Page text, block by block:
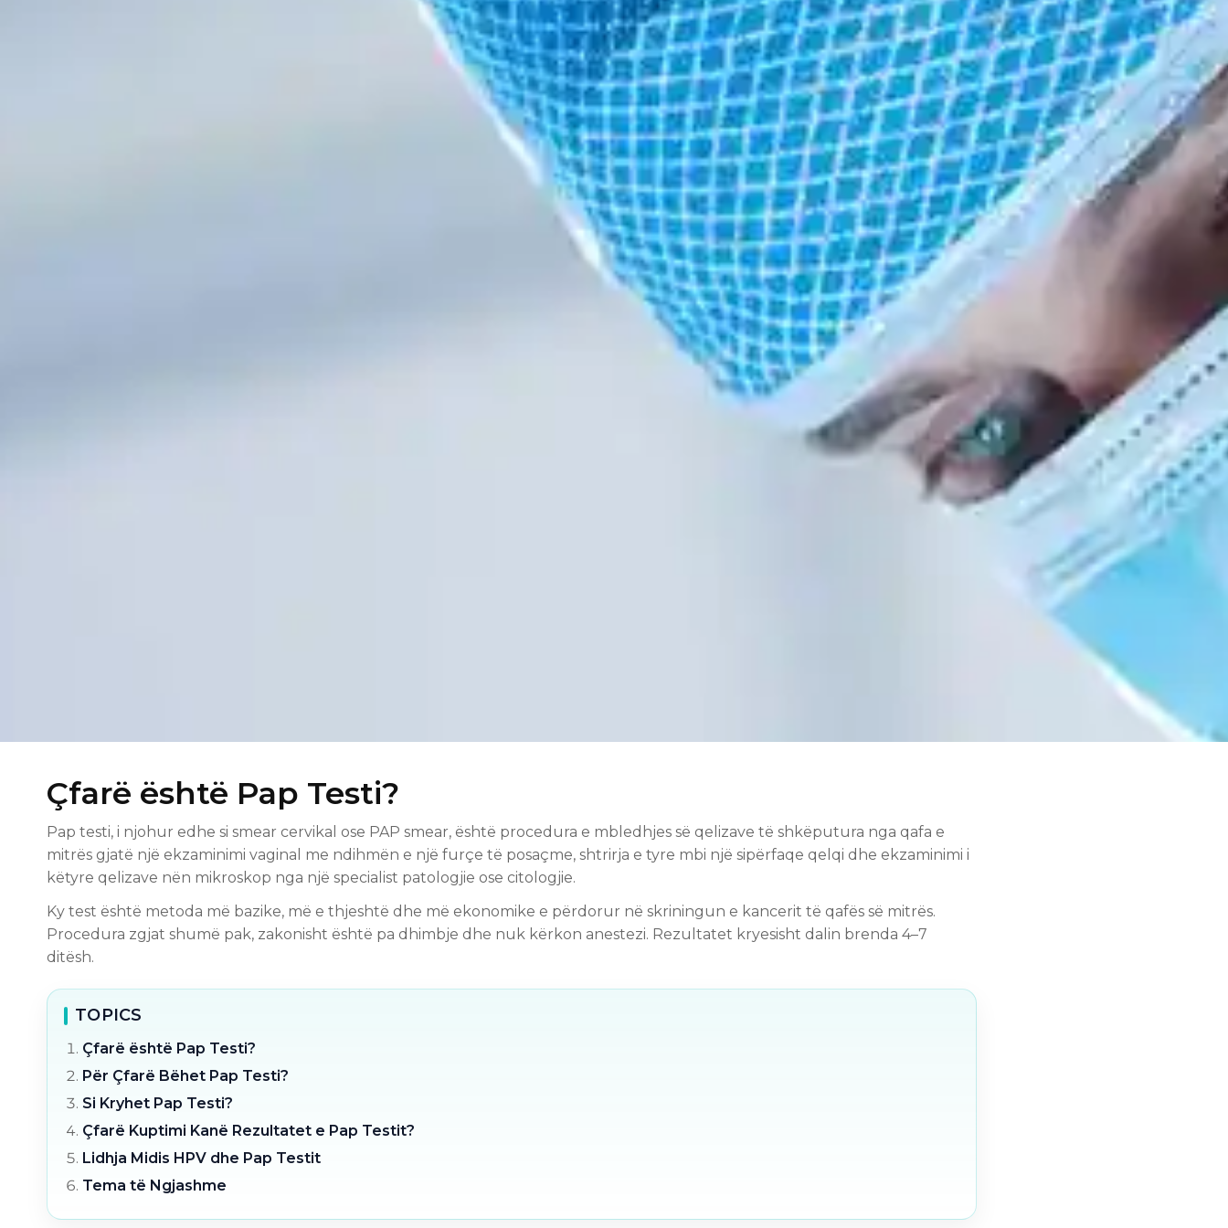
Çfarë është Pap Testi?
Pap testi, i njohur edhe si smear cervikal ose PAP smear, është procedura e mbledhjes së qelizave të shkëputura nga qafa e
mitrës gjatë një ekzaminimi vaginal me ndihmën e një furçe të posaçme, shtrirja e tyre mbi një sipërfaqe qelqi dhe ekzaminimi i
këtyre qelizave nën mikroskop nga një specialist patologjie ose citologjie.
Ky test është metoda më bazike, më e thjeshtë dhe më ekonomike e përdorur në skriningun e kancerit të qafës së mitrës.
Procedura zgjat shumë pak, zakonisht është pa dhimbje dhe nuk kërkon anestezi. Rezultatet kryesisht dalin brenda 4–7
ditësh.
TOPICS
Çfarë është Pap Testi?
Për Çfarë Bëhet Pap Testi?
Si Kryhet Pap Testi?
Çfarë Kuptimi Kanë Rezultatet e Pap Testit?
Lidhja Midis HPV dhe Pap Testit
Tema të Ngjashme